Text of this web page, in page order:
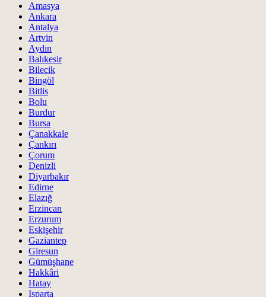
Amasya
Ankara
Antalya
Artvin
Aydın
Balıkesir
Bilecik
Bingöl
Bitlis
Bolu
Burdur
Bursa
Çanakkale
Çankırı
Çorum
Denizli
Diyarbakır
Edirne
Elazığ
Erzincan
Erzurum
Eskişehir
Gaziantep
Giresun
Gümüşhane
Hakkâri
Hatay
Isparta